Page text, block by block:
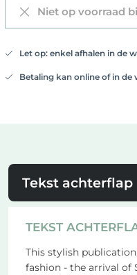
Niet op voorraad
Let op: enkel afhalen in de
Betaling kan online of in de
Tekst achterflap
TEKST
This stylish
fashion - the arrival of